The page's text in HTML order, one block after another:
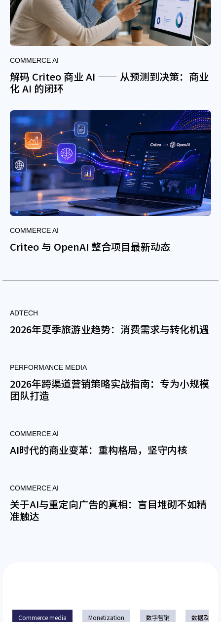
COMMERCE AI
解码 Criteo 商业 AI —— 从预测到决策：商业
化 AI 的闭环
COMMERCE AI
Criteo 与 OpenAI 整合项目最新动态
ADTECH
2026年夏季旅游业趋势：消费需求与转化机遇
PERFORMANCE MEDIA
2026年跨渠道营销策略实战指南：专为小规模
团队打造
COMMERCE AI
AI时代的商业变革：重构格局，坚守内核
COMMERCE AI
关于AI与重定向广告的真相：盲目堆砌不如精
准触达
Commerce media Monetization 数字营销 数据及趋势